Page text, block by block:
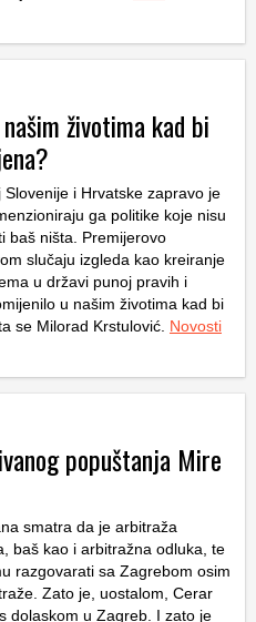
životima kad bi
Slovenije i Hrvatske zapravo je
ga politike koje nisu
baš ništa. Premijerovo
slučaju izgleda kao kreiranje
u državi punoj pravih i
u našim životima kad bi
se Milorad Krstulović. Novosti
popuštanja Mire
smatra da je arbitraža
baš kao i arbitražna odluka, te
razgovarati sa Zagrebom osim
Zato je, uostalom, Cerar
dolaskom u Zagreb. I zato je